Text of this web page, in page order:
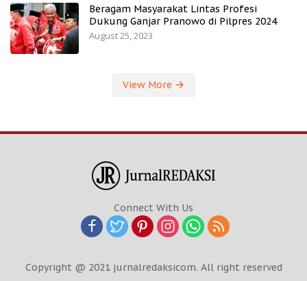
Beragam Masyarakat Lintas Profesi
Dukung Ganjar Pranowo di Pilpres 2024
August 25, 2023
View More
Connect With Us
Copyright @ 2021 jurnalredaksicom. All right reserved